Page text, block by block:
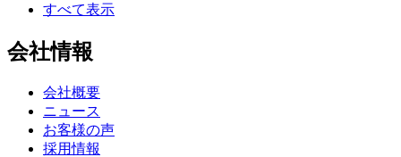
すべて表示
会社情報
会社概要
ニュース
お客様の声
採用情報